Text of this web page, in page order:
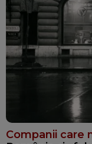
Companii care